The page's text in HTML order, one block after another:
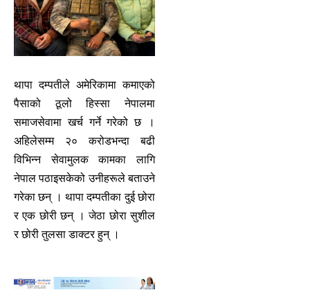
थापा दम्पतीले अमेरिकामा कमाएको
पैसाको ठूलो हिस्सा नेपालमा
समाजसेवामा खर्च गर्ने गरेको छ ।
अहिलेसम्म २० करोडभन्दा बढी
विभिन्न सेवामुलक कामका लागि
नेपाल पठाइसकेको उनीहरूले बताउने
गरेका छन् । थापा दम्पतीका दुई छोरा
र एक छोरी छन् । जेठा छोरा सुशील
र छोरी तुलसा डाक्टर हुन् ।